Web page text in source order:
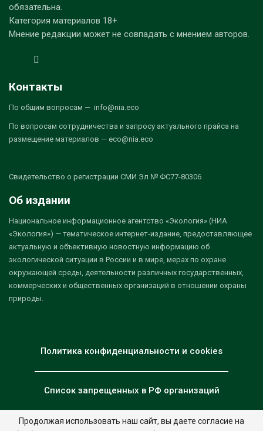
обязательна.
Категория материалов 18+
Мнение редакции может не совпадать с мнением авторов.
Контакты
По общим вопросам — info@nia.eco
По вопросам сотрудничества и запросу актуального прайса на
размещение материалов — eco@nia.eco
Свидетельство о регистрации СМИ Эл № ФС77-80306
Об издании
Национальное информационное агентство «Экология» (НИА
«Экология») — тематическое интернет-издание, предоставляющее
актуальную и объективную новостную информацию об
экологической ситуации в России и в мире, мерах по охране
окружающей среды, деятельности различных государственных,
коммерческих и общественных организаций в отношении охраны
природы.
Политика конфиденциальности и cookies
Список запрещенных в РФ организаций
Продолжая использовать наш сайт, вы даете согласие на